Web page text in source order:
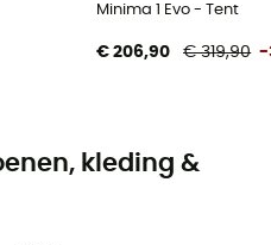
Minima 1 Evo - Tent
€ 206,90 € 319,90 -
kleding &